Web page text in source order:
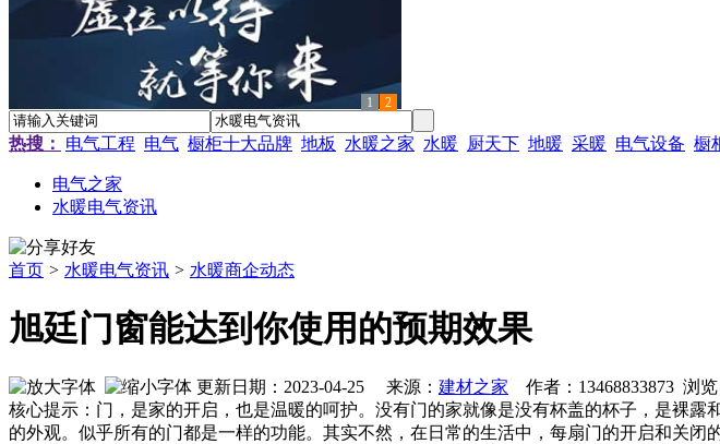
1 2
热搜： 电气工程 电气 橱柜十大品牌 地板 水暖之家 水暖 厨天下 地暖 采暖 电气设备 橱
电气之家
水暖电气资讯
首页 > 水暖电气资讯 > 水暖商企动态
旭廷门窗能达到你使用的预期效果
更新日期：2023-04-25 来源： 建材之家 作者：13468833873 浏览
核心提示：门，是家的开启，也是温暖的呵护。没有门的家就像是没有杯盖的杯子，是裸
的外观。似乎所有的门都是一样的功能。其实不然，在日常的生活中，每扇门的开启和关